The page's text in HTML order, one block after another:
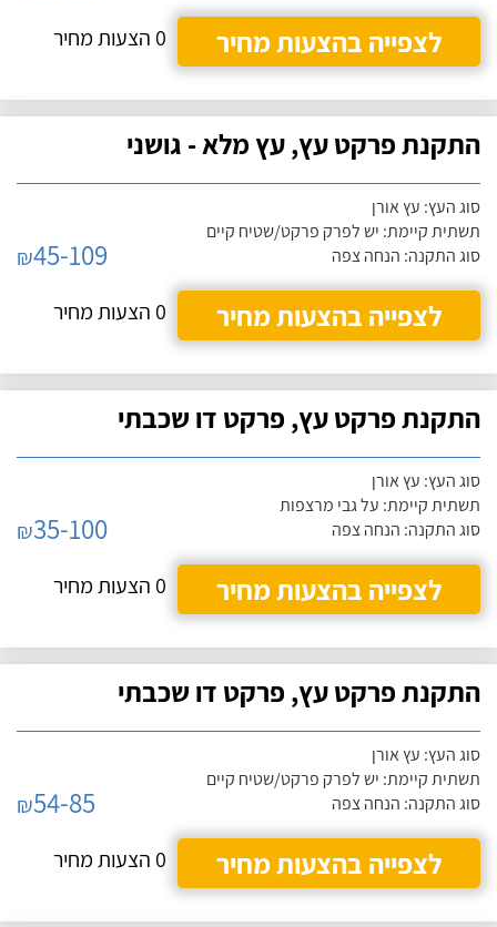
לצפייה בהצעות מחיר
0 הצעות מחיר
התקנת פרקט עץ, עץ מלא - גושני
סוג העץ: עץ אורן
תשתית קיימת: יש לפרק פרקט/שטיח קיים
סוג התקנה: הנחה צפה
₪45-109
לצפייה בהצעות מחיר
0 הצעות מחיר
התקנת פרקט עץ, פרקט דו שכבתי
סוג העץ: עץ אורן
תשתית קיימת: על גבי מרצפות
סוג התקנה: הנחה צפה
₪35-100
לצפייה בהצעות מחיר
0 הצעות מחיר
התקנת פרקט עץ, פרקט דו שכבתי
סוג העץ: עץ אורן
תשתית קיימת: יש לפרק פרקט/שטיח קיים
סוג התקנה: הנחה צפה
₪54-85
לצפייה בהצעות מחיר
0 הצעות מחיר